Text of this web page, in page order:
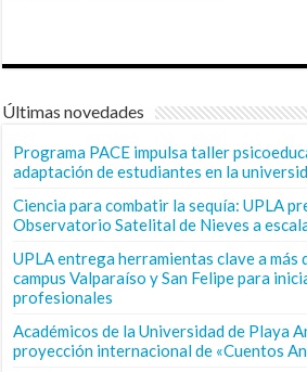
Últimas novedades
Programa PACE impulsa taller
adaptación de estudiantes en la
Ciencia para combatir la sequía: UPLA
Observatorio Satelital de Nieves a
UPLA entrega herramientas clave a más
campus Valparaíso y San Felipe para
profesionales
Académicos de la Universidad de Playa
proyección internacional de «Cuentos